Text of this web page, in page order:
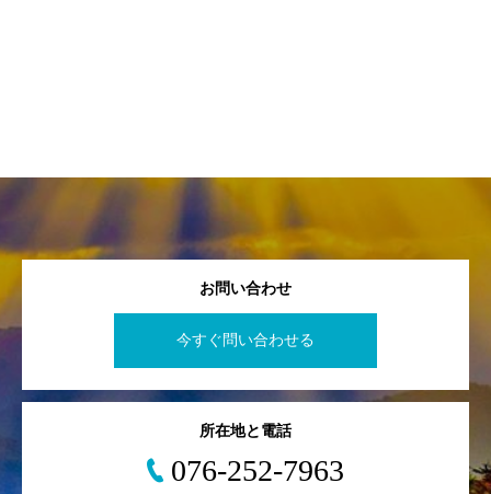
お問い合わせ
今すぐ問い合わせる
所在地と電話
076-252-7963